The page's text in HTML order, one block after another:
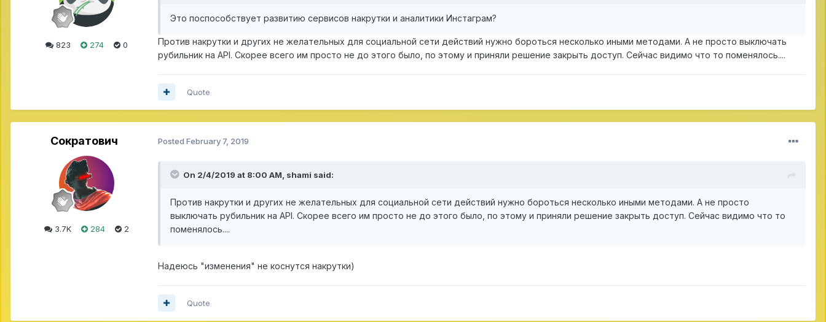
823 274 0
Это поспособствует развитию сервисов накрутки и аналитики Инстаграм?
Против накрутки и других не желательных для социальной сети действий нужно бороться несколько иными методами. А не просто выключать
рубильник на API. Скорее всего им просто не до этого было, по этому и приняли решение закрыть доступ. Сейчас видимо что то поменялось....
Quote
Сократович
3.7K 284 2
Posted February 7, 2019
On 2/4/2019 at 8:00 AM, shami said:
Против накрутки и других не желательных для социальной сети действий нужно бороться несколько иными методами. А не просто
выключать рубильник на API. Скорее всего им просто не до этого было, по этому и приняли решение закрыть доступ. Сейчас видимо что то
поменялось....
Надеюсь "изменения" не коснутся накрутки)
Quote